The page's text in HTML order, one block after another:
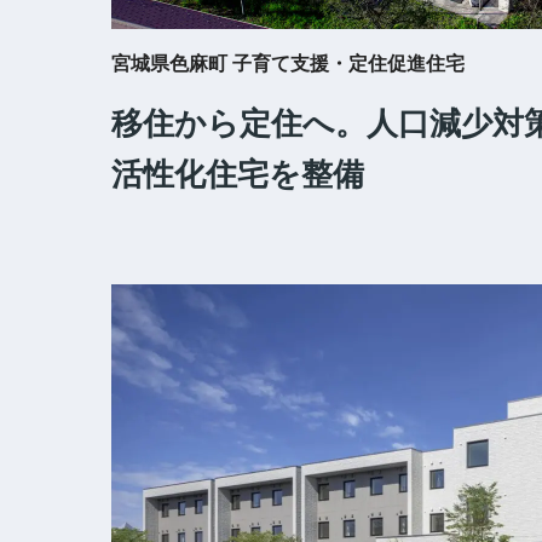
宮城県色麻町 子育て支援・定住促進住宅
移住から定住へ。人口減少対
活性化住宅を整備